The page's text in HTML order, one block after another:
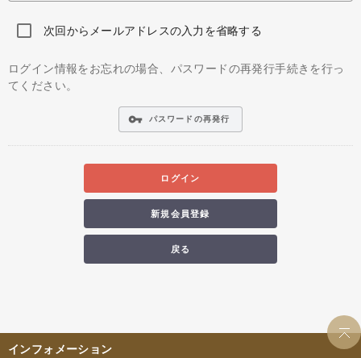
次回からメールアドレスの入力を省略する
ログイン情報をお忘れの場合、パスワードの再発行手続きを行っ
てください。
vpn_key パスワードの再発行
ログイン
新規会員登録
戻る
インフォメーション